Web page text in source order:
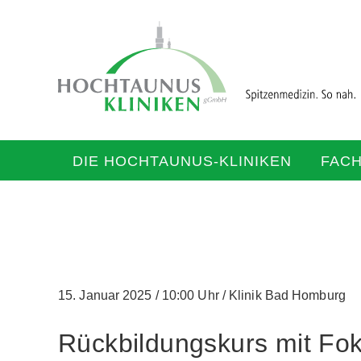
DIE HOCHTAUNUS-KLINIKEN
15. Januar 2025 /10:00 Uhr /Klinik Bad Homburg
Rückbildungskurs mit